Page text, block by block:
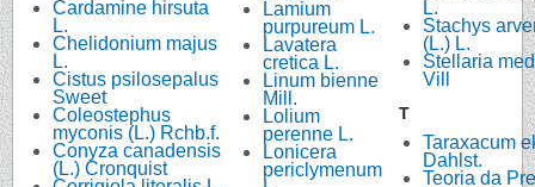
Cardamine hirsuta
L.
Chelidonium majus
L.
Cistus psilosepalus
Sweet
Coleostephus
myconis (L.) Rchb.f.
Conyza canadensis
(L.) Cronquist
Lamium
purpureum L.
Lavatera
cretica L.
Linum bienne
Mill.
Lolium
perenne L.
Lonicera
periclymenum
L.
Stachys
(L.) L.
Stellaria
Vill
T
Taraxacum
Dahlst.
Teoria da